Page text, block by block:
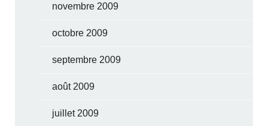
novembre 2009
octobre 2009
septembre 2009
août 2009
juillet 2009